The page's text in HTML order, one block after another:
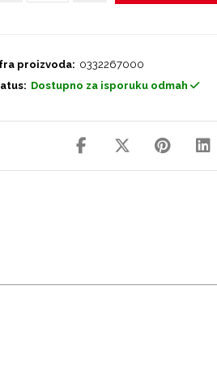
proizvoda: 0332267000
Dostupno za isporuku odmah